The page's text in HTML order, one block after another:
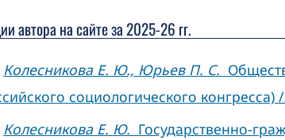
автора на сайте за 2025-26 гг.
Колесникова Е. Ю., Юрьев П. С.
социологического
Колесникова Е. Ю. Государственно-